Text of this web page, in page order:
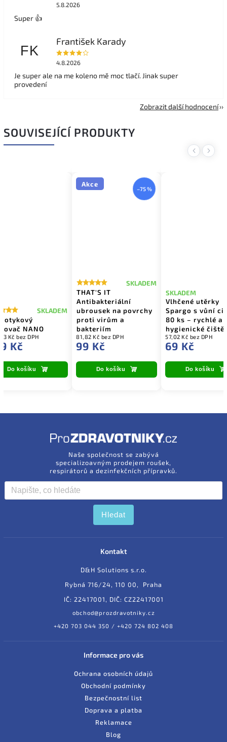
5.8.2026
Super 👍
FK
František Karady
4.8.2026
Je super ale na me koleno mě moc tlačí. Jinak super
provedení
Zobrazit další hodnocení
SOUVISEJÍCÍ PRODUKTY
Previous
NANO
SKLADEM
Kč bez DPH
Kč
Do košíku
Akce
–75 %
THAT'S IT
Antibakteriální
ubrousek na povrchy
proti virům a
bakteriím
SKLADEM
81,82 Kč bez DPH
99 Kč
Do košíku
Vlhčené utěrky
Spargo s vůní
80 ks – rychlé a
hygienické
SKLADEM
57,02 Kč bez DPH
69 Kč
Do košíku
Next
Naše společnost se zabývá
specializoavným prodejem roušek,
respirátorů a dezinfekčních přípravků.
Hledat
Kontakt
D&H Solutions s.r.o.
Rybná 716/24, 110 00, Praha
IČ: 22417001, DIČ: CZ22417001
obchod@prozdravotniky.cz
+420 703 044 350 / +420 724 802 408
Informace pro vás
Ochrana osobních údajů
Obchodní podmínky
Bezpečnostní list
Doprava a platba
Reklamace
Blog